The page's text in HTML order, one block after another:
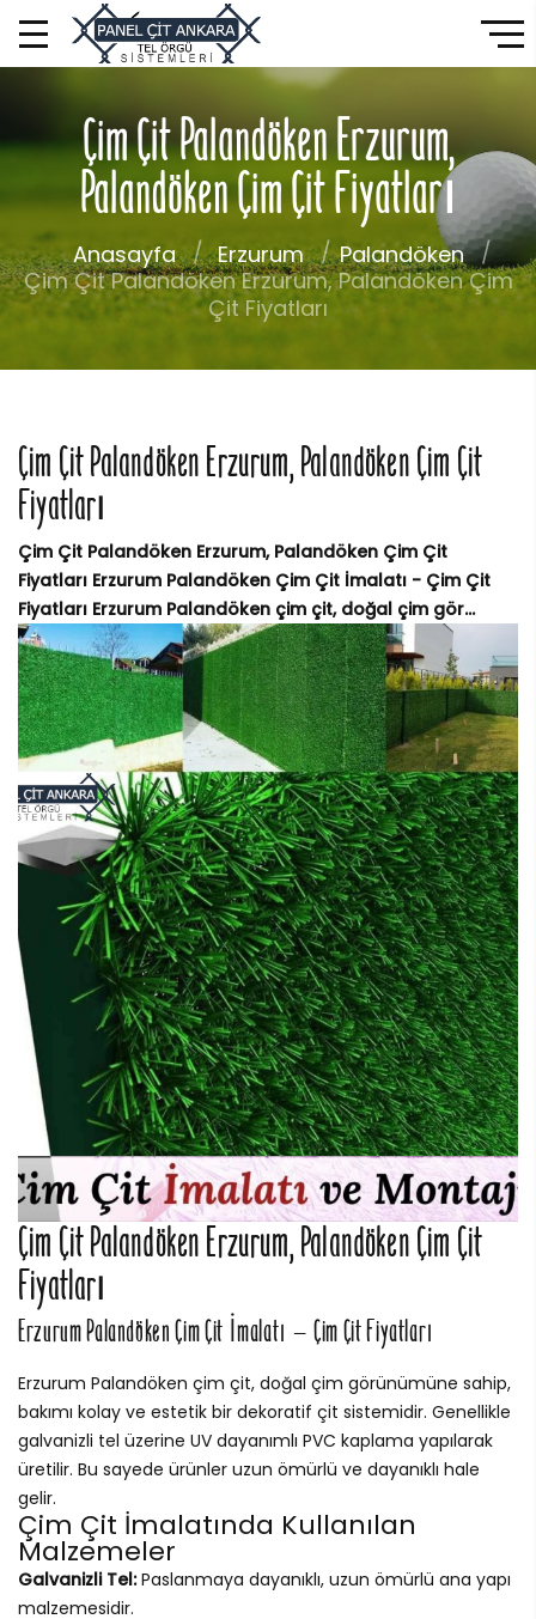
Çim Çit Palandöken Erzurum,
Palandöken Çim Çit Fiyatları
Anasayfa Erzurum
Palandöken
Çim Çit Palandöken Erzurum, Palandöken Çim
Çit Fiyatları
Çim Çit Palandöken Erzurum, Palandöken Çim Çit
Fiyatları
Çim Çit Palandöken Erzurum, Palandöken Çim Çit
Fiyatları Erzurum Palandöken Çim Çit İmalatı - Çim Çit
Fiyatları Erzurum Palandöken çim çit, doğal çim gör...
Çim Çit Palandöken Erzurum, Palandöken Çim Çit
Fiyatları
Erzurum Palandöken Çim Çit İmalatı – Çim Çit Fiyatları
Erzurum Palandöken çim çit, doğal çim görünümüne sahip,
bakımı kolay ve estetik bir dekoratif çit sistemidir. Genellikle
galvanizli tel üzerine UV dayanımlı PVC kaplama yapılarak
üretilir. Bu sayede ürünler uzun ömürlü ve dayanıklı hale
gelir.
Çim Çit İmalatında Kullanılan
Malzemeler
Galvanizli Tel:Paslanmaya dayanıklı, uzun ömürlü ana yapı
malzemesidir.